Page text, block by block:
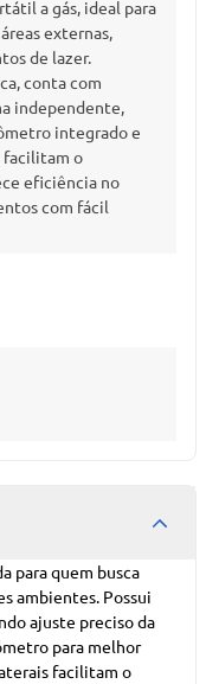
a gás, ideal para
externas,
de lazer.
conta com
independente,
integrado e
facilitam o
eficiência no
com fácil
para quem busca
ambientes. Possui
ajuste preciso da
para melhor
facilitam o